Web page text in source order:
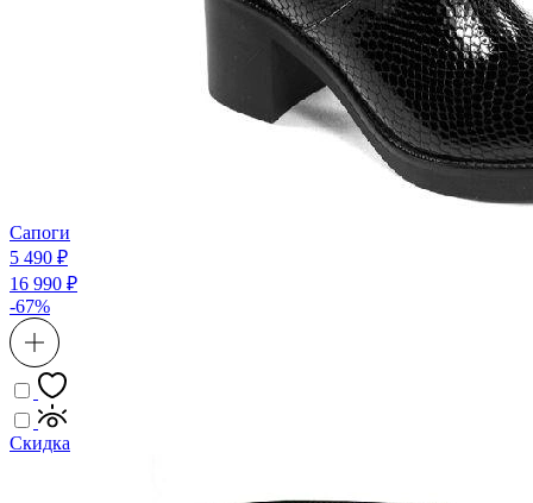
Сапоги
5 490 ₽
16 990 ₽
-67%
Скидка